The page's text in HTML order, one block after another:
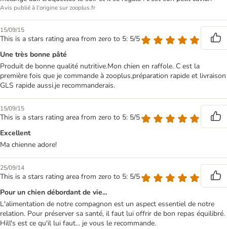
Avis publié à l'origine sur zooplus.fr
15/09/15
This is a stars rating area from zero to 5: 5/5
Une très bonne pâté
Produit de bonne qualité nutritive.Mon chien en raffole. C est la
première fois que je commande à zooplus,préparation rapide et livraison
GLS rapide aussi.je recommanderais.
15/09/15
This is a stars rating area from zero to 5: 5/5
Excellent
Ma chienne adore!
25/09/14
This is a stars rating area from zero to 5: 5/5
Pour un chien débordant de vie...
L'alimentation de notre compagnon est un aspect essentiel de notre
relation. Pour préserver sa santé, il faut lui offrir de bon repas équilibré.
Hill's est ce qu'il lui faut... je vous le recommande.